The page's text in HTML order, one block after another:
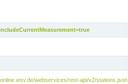
webservices/rest-api/v2/stations.json